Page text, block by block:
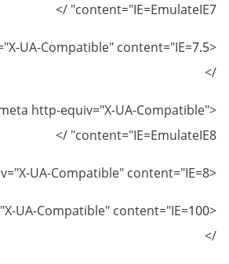
content="IE=EmulateIE7" />
/>
<meta http-equiv="X-UA-Compatible"
content="IE=EmulateIE8" />
<meta http-equiv="X-UA-Compatible" content="IE=8" />
/>